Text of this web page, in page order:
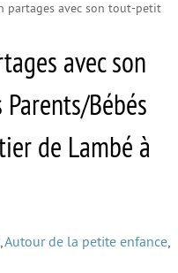
enfance
partages avec son tout-petit
avec son
Bébés
de Lambé à
,Autour de la petite enfance,